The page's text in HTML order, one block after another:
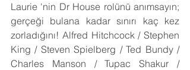
Laurie 'nin Dr House rolünü anımsayın;
gerçeği bulana kadar sınırı kaç kez
zorladığını! Alfred Hitchcock / Stephen
King / Steven Spielberg / Ted Bundy /
Charles Manson / Tupac Shakur /